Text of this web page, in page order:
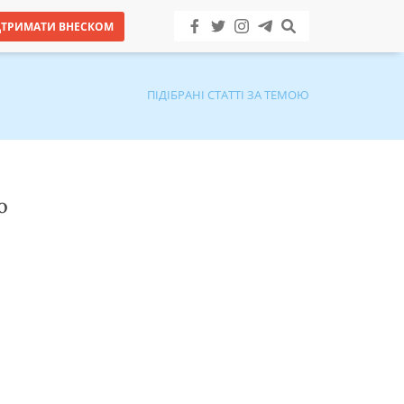
ВНЕСКОМ
ПІДІБРАНІ СТАТТІ ЗА ТЕМОЮ